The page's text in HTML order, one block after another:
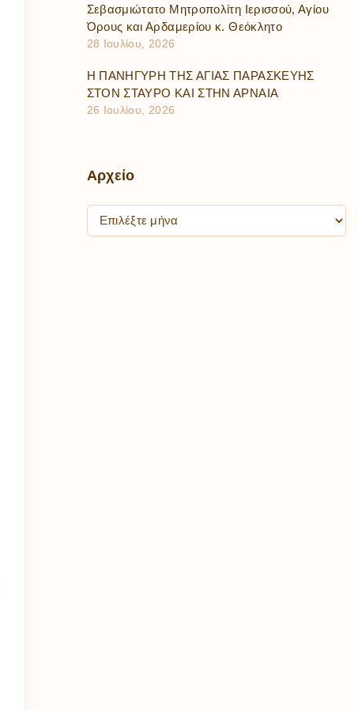
Σεβασμιώτατο Μητροπολίτη Ιερισσού, Αγίου
Όρους και Αρδαμερίου κ. Θεόκλητο
28 Ιουλίου, 2026
Η ΠΑΝΗΓΥΡΗ ΤΗΣ ΑΓΙΑΣ ΠΑΡΑΣΚΕΥΗΣ
ΣΤΟΝ ΣΤΑΥΡΟ ΚΑΙ ΣΤΗΝ ΑΡΝΑΙΑ
26 Ιουλίου, 2026
Αρχείο